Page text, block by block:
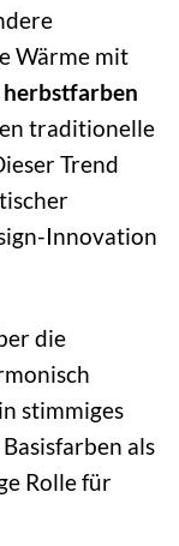
Wärme mit
herbstfarben
traditionelle
Trend
Innovation
die
stimmiges
als
Rolle für